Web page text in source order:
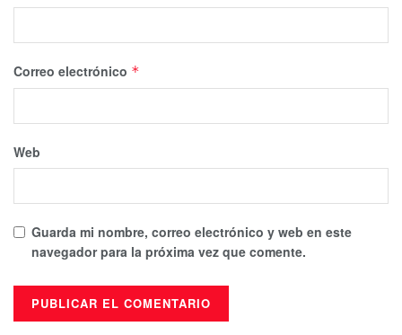
Correo electrónico *
Web
Guarda mi nombre, correo electrónico y web en este
navegador para la próxima vez que comente.